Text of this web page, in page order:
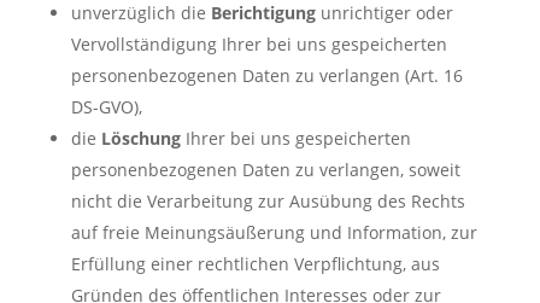
unverzüglich die Berichtigungunrichtiger oder
Vervollständigung Ihrer bei uns gespeicherten
personenbezogenen Daten zu verlangen (Art. 16
DS-GVO),
die LöschungIhrer bei uns gespeicherten
personenbezogenen Daten zu verlangen, soweit
nicht die Verarbeitung zur Ausübung des Rechts
auf freie Meinungsäußerung und Information, zur
Erfüllung einer rechtlichen Verpflichtung, aus
Gründen des öffentlichen Interesses oder zur